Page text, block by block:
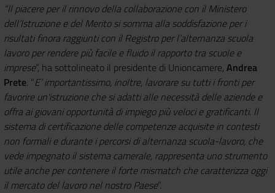
“Il piacere per il rinnovo della collaborazione con il Ministero
dell’Istruzione e del Merito si somma alla soddisfazione per i
risultati finora raggiunti con il Registro per l’alternanza scuola
lavoro per rendere più facile e fluido il rapporto tra scuole e
imprese”, ha sottolineato il presidente di Unioncamere, Andrea
Prete. “E’ importantissimo, inoltre, lavorare su tutti i fronti per
favorire un'istruzione che si adatti alle necessità delle aziende e
offra ai giovani opportunità di impiego più veloci e gratificanti. Il
sistema di certificazione delle competenze acquisite in contesti
non formali e durante i percorsi di alternanza scuola-lavoro, che
vede impegnato il sistema camerale, rappresenta uno strumento
utile anche per contenere il forte mismatch che caratterizza oggi
il mercato del lavoro nel nostro Paese”.